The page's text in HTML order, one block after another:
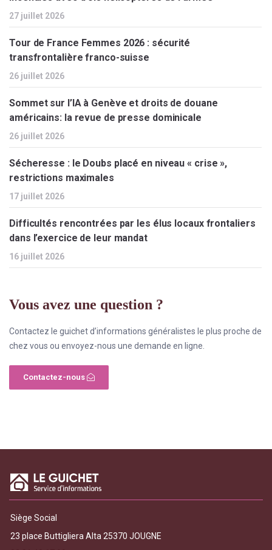
27 juillet 2026
Tour de France Femmes 2026 : sécurité
transfrontalière franco-suisse
26 juillet 2026
Sommet sur l’IA à Genève et droits de douane
américains: la revue de presse dominicale
26 juillet 2026
Sécheresse : le Doubs placé en niveau « crise »,
restrictions maximales
17 juillet 2026
Difficultés rencontrées par les élus locaux frontaliers
dans l’exercice de leur mandat
16 juillet 2026
Vous avez une question ?
Contactez le guichet d’informations généralistes le plus proche de
chez vous ou envoyez-nous une demande en ligne.
Contactez-nous
Siège Social
23 place Buttigliera Alta 25370 JOUGNE